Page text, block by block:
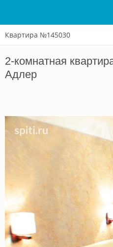
Войти
Сдать
Квартира №145030
2-комнатная
Адлер